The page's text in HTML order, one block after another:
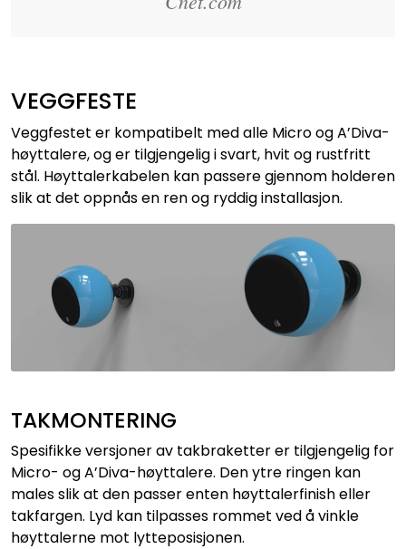
VEGGFESTE
Veggfestet er kompatibelt med alle Micro og A’Diva-
høyttalere, og er tilgjengelig i svart, hvit og rustfritt
stål. Høyttalerkabelen kan passere gjennom holderen
slik at det oppnås en ren og ryddig installasjon.
TAKMONTERING
Spesifikke versjoner av takbraketter er tilgjengelig for
Micro- og A’Diva-høyttalere. Den ytre ringen kan
males slik at den passer enten høyttalerfinish eller
takfargen. Lyd kan tilpasses rommet ved å vinkle
høyttalerne mot lytteposisjonen.